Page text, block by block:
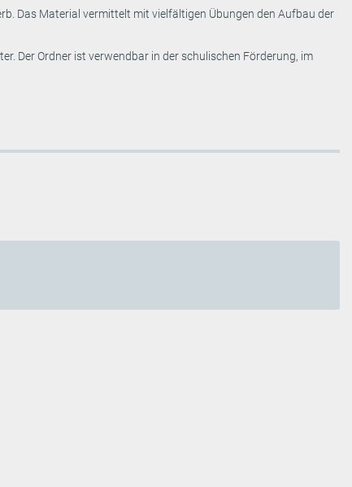
Das Material vermittelt mit vielfältigen Übungen den Aufbau der
Der Ordner ist verwendbar in der schulischen Förderung, im